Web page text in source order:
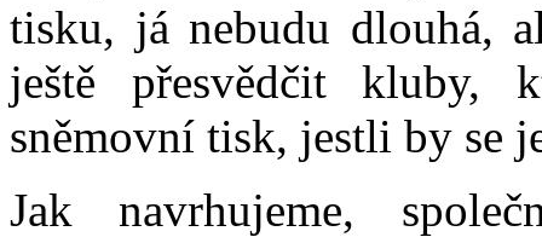
tisku, já nebudu dlouhá,
ještě přesvědčit kluby,
sněmovní tisk, jestli by se
Jak navrhujeme,